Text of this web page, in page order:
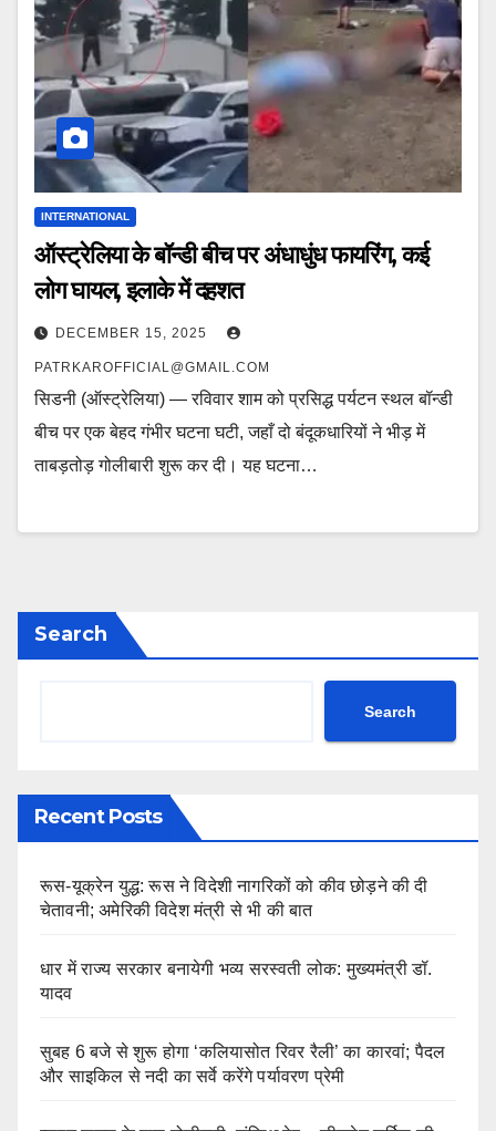
INTERNATIONAL
ऑस्ट्रेलिया के बॉन्डी बीच पर अंधाधुंध फायरिंग, कई
लोग घायल, इलाके में दहशत
DECEMBER 15, 2025
PATRKAROFFICIAL@GMAIL.COM
सिडनी (ऑस्ट्रेलिया) — रविवार शाम को प्रसिद्ध पर्यटन स्थल बॉन्डी
बीच पर एक बेहद गंभीर घटना घटी, जहाँ दो बंदूकधारियों ने भीड़ में
ताबड़तोड़ गोलीबारी शुरू कर दी। यह घटना…
Search
Search
Recent Posts
रूस-यूक्रेन युद्ध: रूस ने विदेशी नागरिकों को कीव छोड़ने की दी
चेतावनी; अमेरिकी विदेश मंत्री से भी की बात
धार में राज्य सरकार बनायेगी भव्य सरस्वती लोक: मुख्यमंत्री डॉ.
यादव
सुबह 6 बजे से शुरू होगा ‘कलियासोत रिवर रैली’ का कारवां; पैदल
और साइकिल से नदी का सर्वे करेंगे पर्यावरण प्रेमी